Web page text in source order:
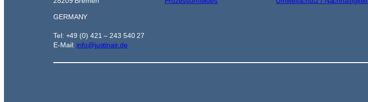
GERMANY
Tel: +49 (0) 421 – 243 540 27
E-Mail: info@justinair.de